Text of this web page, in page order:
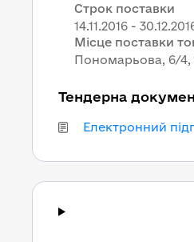
Строк поставки
Місце поставки
Пономарьова, 6/4,
Тендерна
Електронний